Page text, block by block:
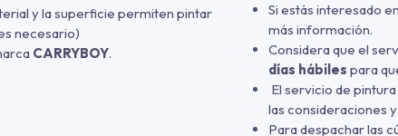
y la superficie permiten pintar
necesario)
CARRYBOY.
Si estás interesado
más información.
Considera que el
días hábiles para
El servicio de
las consideraciones
Para despachar las